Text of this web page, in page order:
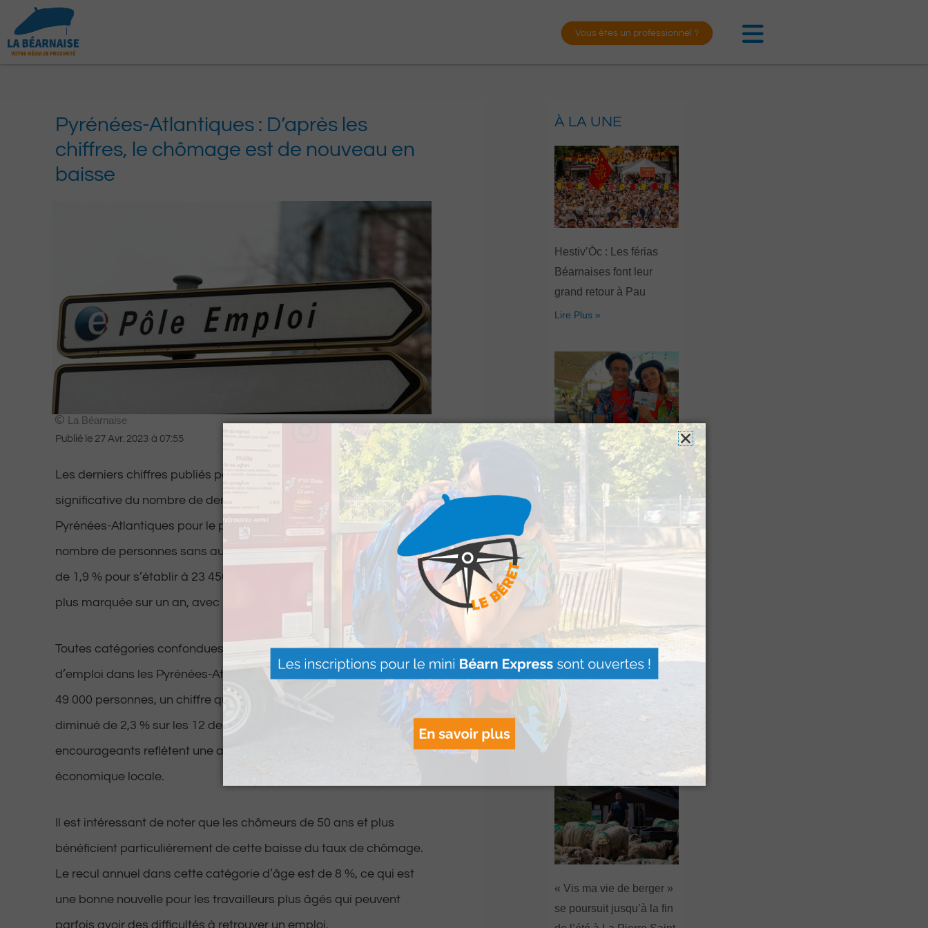
contenu
Vous êtes un professionnel ?
Pyrénées-Atlantiques : D’après les
chiffres, le chômage est de nouveau en
baisse
La Béarnaise
Publié le 27 Avr. 2023 à 07:55
Les derniers chiffres publiés par Pôle Emploi montrent une baisse
significative du nombre de demandeurs d’emploi dans les
Pyrénées-Atlantiques pour le premier trimestre de l’année 2023. Le
nombre de personnes sans aucune activité (catégorie A) a diminué
de 1,9 % pour s’établir à 23 450 personnes. Cette baisse est encore
plus marquée sur un an, avec une diminution de 7 %.
Toutes catégories confondues, le volume global de demandeurs
d’emploi dans les Pyrénées-Atlantiques est légèrement supérieur à
49 000 personnes, un chiffre qui reste stable sur le trimestre mais a
diminué de 2,3 % sur les 12 derniers mois. Ces chiffres
encourageants reflètent une amélioration de la situation
économique locale.
Il est intéressant de noter que les chômeurs de 50 ans et plus
bénéficient particulièrement de cette baisse du taux de chômage.
Le recul annuel dans cette catégorie d’âge est de 8 %, ce qui est
une bonne nouvelle pour les travailleurs plus âgés qui peuvent
parfois avoir des difficultés à retrouver un emploi.
À LA UNE
Hestiv’Òc : Les férias
Béarnaises font leur
grand retour à Pau
Lire Plus »
Le Béret : Un voyage
offert par Version
Voyages pour les grands
gagnants
Lire Plus »
Artouste : Le Festival
s’installe à la Sagette
« Vis ma vie de berger »
se poursuit jusqu’à la fin